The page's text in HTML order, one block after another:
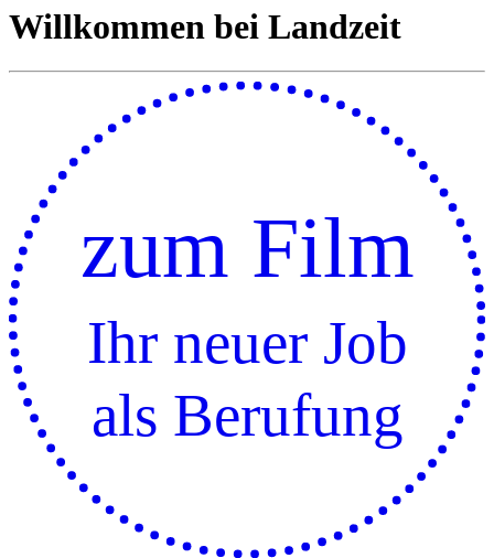
Willkommen bei Landzeit
zum Film
Ihr neuer Job
als Berufung